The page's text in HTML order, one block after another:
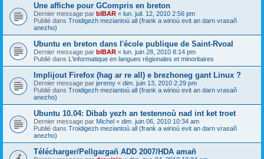
Une affiche pour GCompris en breton
Dernier message par bIBAR « lun. juil. 12, 2010 2:56 pm
Publié dans Troidigezh meziantoù all (frank a wirioù evit an darn vrasañ
anezho)
Ubuntu en breton dans l'école publique de Saint-Rvoal
Dernier message par bIBAR « lun. juin 28, 2010 8:14 pm
Publié dans L'informatique en langues régionales et minoritaires
Implijout Firefox (hag ar re all) e brezhoneg gant Linux ?
Dernier message par jeremy « dim. juin 13, 2010 2:29 pm
Publié dans Troidigezh meziantoù all (frank a wirioù evit an darn vrasañ
anezho)
Ubuntu 10.04: Dibab yezh an testennoù nad int ket troet
Dernier message par Michel « dim. juin 06, 2010 10:34 am
Publié dans Troidigezh meziantoù all (frank a wirioù evit an darn vrasañ
anezho)
Télécharger/Pellgargañ ADD 2007/HDA amañ